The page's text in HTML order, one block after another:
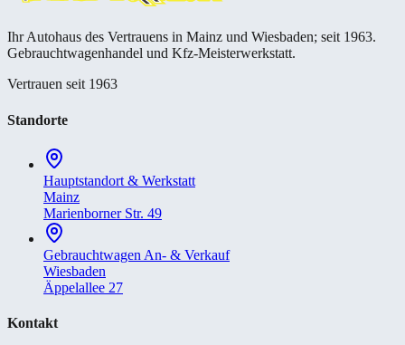
Ihr Autohaus des Vertrauens in Mainz und Wiesbaden; seit 1963.
Gebrauchtwagenhandel und Kfz-Meisterwerkstatt.
Vertrauen seit 1963
Standorte
Hauptstandort & Werkstatt
Mainz
Marienborner Str. 49
Gebrauchtwagen An- & Verkauf
Wiesbaden
Äppelallee 27
Kontakt